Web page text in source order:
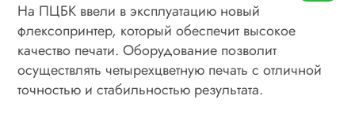
На ПЦБК ввели в эксплуатацию новый
флексопринтер, который обеспечит высокое
качество печати. Оборудование позволит
осуществлять четырехцветную печать с отличной
точностью и стабильностью результата.